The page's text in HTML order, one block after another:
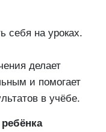
себя на уроках.
делает
и помогает
в учёбе.